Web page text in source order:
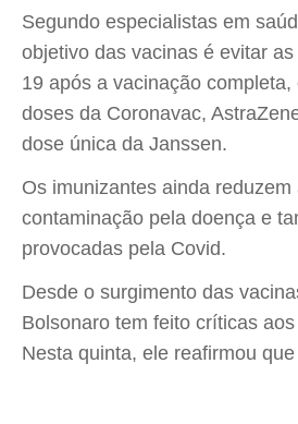
Segundo especialistas em
objetivo das vacinas é evitar
19 após a vacinação
doses da Coronavac,
dose única da Janssen.
Os imunizantes ainda
contaminação pela doença e
provocadas pela Covid.
Desde o surgimento das
Bolsonaro tem feito críticas
Nesta quinta, ele reafirmou